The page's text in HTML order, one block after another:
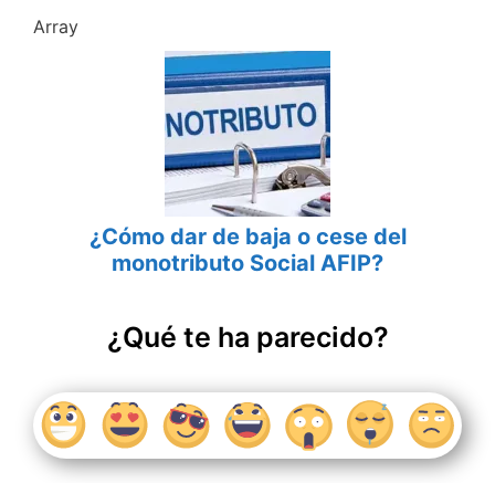
Array
¿Cómo dar de baja o cese del
monotributo Social AFIP?
¿Qué te ha parecido?